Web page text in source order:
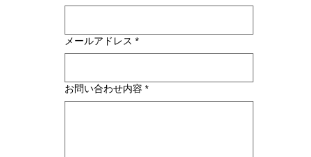
メールアドレス *
お問い合わせ内容 *